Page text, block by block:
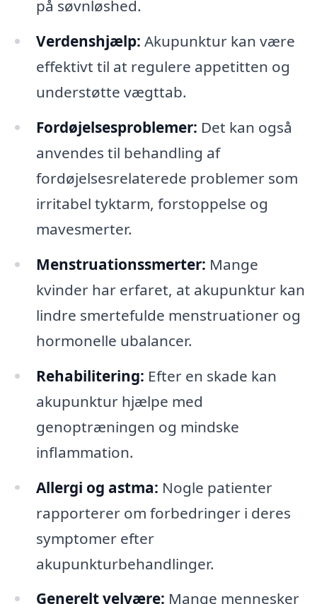
på søvnløshed.
Verdenshjælp: Akupunktur kan være
effektivt til at regulere appetitten og
understøtte vægttab.
Fordøjelsesproblemer: Det kan også
anvendes til behandling af
fordøjelsesrelaterede problemer som
irritabel tyktarm, forstoppelse og
mavesmerter.
Menstruationssmerter: Mange
kvinder har erfaret, at akupunktur kan
lindre smertefulde menstruationer og
hormonelle ubalancer.
Rehabilitering: Efter en skade kan
akupunktur hjælpe med
genoptræningen og mindske
inflammation.
Allergi og astma: Nogle patienter
rapporterer om forbedringer i deres
symptomer efter
akupunkturbehandlinger.
Generelt velvære: Mange mennesker